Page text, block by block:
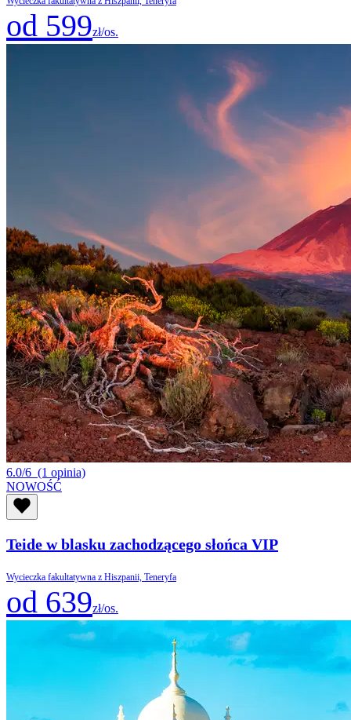
od 599zł/os.
6.0/6 (1 opinia)
NOWOŚĆ
Teide w blasku zachodzącego słońca VIP
Wycieczka fakultatywna z Hiszpanii, Teneryfa
od 639zł/os.